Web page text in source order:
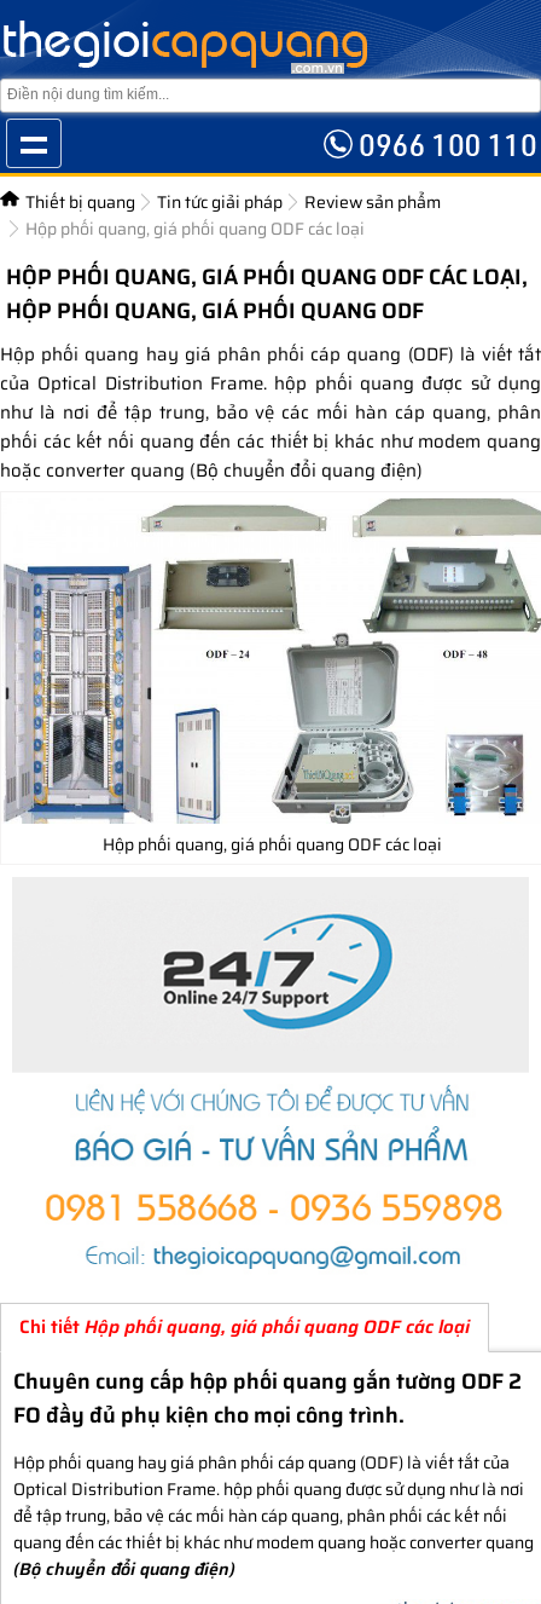
Thiết bị quang Tin tức giải pháp
Review sản phẩm
Hộp phối quang, giá phối quang ODF các loại
HỘP PHỐI QUANG, GIÁ PHỐI QUANG ODF CÁC LOẠI,
HỘP PHỐI QUANG, GIÁ PHỐI QUANG ODF
Hộp phối quang hay giá phân phối cáp quang (ODF) là viết tắt
của Optical Distribution Frame. hộp phối quang được sử dụng
như là nơi để tập trung, bảo vệ các mối hàn cáp quang, phân
phối các kết nối quang đến các thiết bị khác như modem quang
hoặc converter quang (Bộ chuyển đổi quang điện)
Hộp phối quang, giá phối quang ODF các loại
Chi tiếtHộp phối quang, giá phối quang ODF các loại
Chuyên cung cấp hộp phối quang gắn tường ODF 2
FO đầy đủ phụ kiện cho mọi công trình.
Hộp phối quang hay giá phân phối cáp quang (ODF) là viết tắt của
Optical Distribution Frame. hộp phối quang được sử dụng như là nơi
để tập trung, bảo vệ các mối hàn cáp quang, phân phối các kết nối
quang đến các thiết bị khác như modem quang hoặc converter quang
(Bộ chuyển đổi quang điện)